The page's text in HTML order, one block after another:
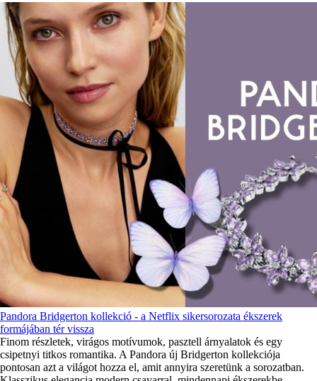
Pandora Bridgerton kollekció - a Netflix sikersorozata ékszerek
formájában tér vissza
Finom részletek, virágos motívumok, pasztell árnyalatok és egy
csipetnyi titkos romantika. A Pandora új Bridgerton kollekciója
pontosan azt a világot hozza el, amit annyira szeretünk a sorozatban.